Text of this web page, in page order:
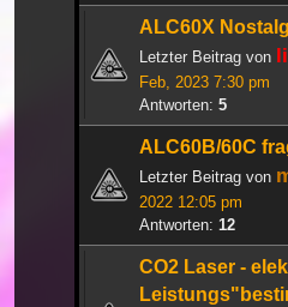
ALC60X
Letzter Beitrag von
Feb, 2023 7:30 pm
Antworten: 5
ALC60B/60C
Letzter Beitrag von
2022 12:05 pm
Antworten: 12
CO2 Laser -